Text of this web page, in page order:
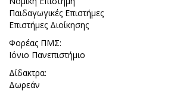
Παιδαγωγικές Επιστήμες
Επιστήμες Διοίκησης
Φορέας ΠΜΣ:
Ιόνιο Πανεπιστήμιο
Δίδακτρα:
Δωρεάν